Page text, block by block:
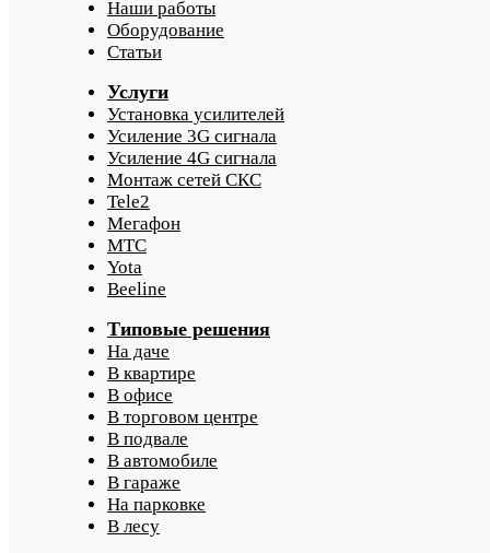
Наши работы
Оборудование
Статьи
Услуги
Установка усилителей
Усиление 3G сигнала
Усиление 4G сигнала
Монтаж сетей СКС
Tele2
Мегафон
МТС
Yota
Beeline
Типовые решения
На даче
В квартире
В офисе
В торговом центре
В подвале
В автомобиле
В гараже
На парковке
В лесу